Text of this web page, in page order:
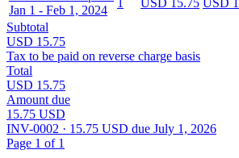
Jan 1 - Feb 1, 2024
Subtotal
USD 15.75
Tax to be paid on reverse charge basis
Total
USD 15.75
Amount due
15.75 USD
INV-0002 · 15.75 USD due July 1, 2026
Page 1 of 1